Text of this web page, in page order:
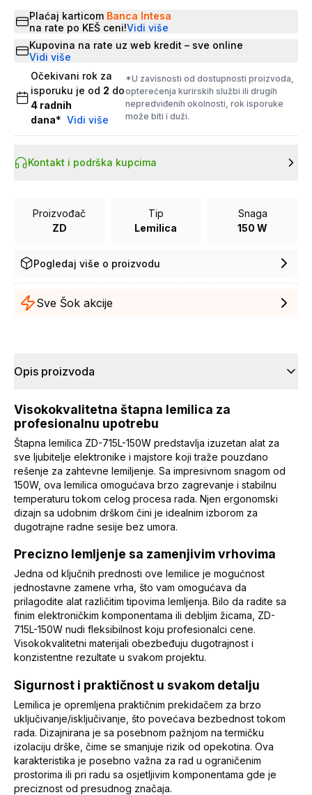
Plaćaj karticom Banca Intesa
na rate po KEŠ ceni!Vidi više
Kupovina na rate uz web kredit – sve online
Vidi više
Očekivani rok za
isporuku je od 2 do
4 radnih
dana* Vidi više
*U zavisnosti od dostupnosti proizvoda,
opterećenja kurirskih službi ili drugih
nepredviđenih okolnosti, rok isporuke
može biti i duži.
Kontakt i podrška kupcima
Proizvođač
ZD
Tip
Lemilica
Snaga
150 W
Pogledaj više o proizvodu
Sve Šok akcije
Opis proizvoda
Visokokvalitetna štapna lemilica za
profesionalnu upotrebu
Štapna lemilica ZD-715L-150W predstavlja izuzetan alat za
sve ljubitelje elektronike i majstore koji traže pouzdano
rešenje za zahtevne lemiljenje. Sa impresivnom snagom od
150W, ova lemilica omogućava brzo zagrevanje i stabilnu
temperaturu tokom celog procesa rada. Njen ergonomski
dizajn sa udobnim drškom čini je idealnim izborom za
dugotrajne radne sesije bez umora.
Precizno lemljenje sa zamenjivim vrhovima
Jedna od ključnih prednosti ove lemilice je mogućnost
jednostavne zamene vrha, što vam omogućava da
prilagodite alat različitim tipovima lemljenja. Bilo da radite sa
finim elektroničkim komponentama ili debljim žicama, ZD-
715L-150W nudi fleksibilnost koju profesionalci cene.
Visokokvalitetni materijali obezbeđuju dugotrajnost i
konzistentne rezultate u svakom projektu.
Sigurnost i praktičnost u svakom detalju
Lemilica je opremljena praktičnim prekidačem za brzo
uključivanje/isključivanje, što povećava bezbednost tokom
rada. Dizajnirana je sa posebnom pažnjom na termičku
izolaciju drške, čime se smanjuje rizik od opekotina. Ova
karakteristika je posebno važna za rad u ograničenim
prostorima ili pri radu sa osjetljivim komponentama gde je
preciznost od presudnog značaja.